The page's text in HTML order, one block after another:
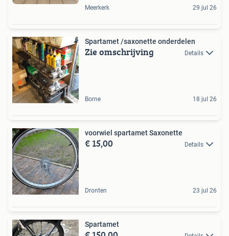
Meerkerk 29 jul 26
Spartamet /saxonette onderdelen
Zie omschrijving Details
Borne 18 jul 26
voorwiel spartamet Saxonette
€ 15,00 Details
Dronten 23 jul 26
Spartamet